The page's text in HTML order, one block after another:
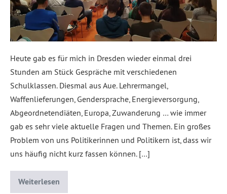
Heute gab es für mich in Dresden wieder einmal drei
Stunden am Stück Gespräche mit verschiedenen
Schulklassen. Diesmal aus Aue. Lehrermangel,
Waffenlieferungen, Gendersprache, Energieversorgung,
Abgeordnetendiäten, Europa, Zuwanderung … wie immer
gab es sehr viele aktuelle Fragen und Themen. Ein großes
Problem von uns Politikerinnen und Politikern ist, dass wir
uns häufig nicht kurz fassen können. […]
Weiterlesen